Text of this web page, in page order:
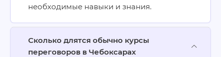
необходимые навыки и знания.
Сколько длятся обычно курсы
переговоров в Чебоксарах